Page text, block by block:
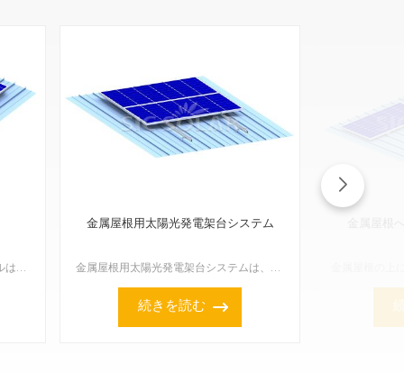
スタンディングシーム金属屋根パネルは、太陽光発電マウントレールをさ�
金属屋根用太陽光発電架台システム
金属屋根用太陽光発電架台システムは、台形、波形、立体継ぎ目など、あらゆる種類の金属屋根に太陽光発電パネルを固定するために設計されています。これらのシステムは、強度と軽量性を兼ね備え、設置も容易です。屋...
続きを読む